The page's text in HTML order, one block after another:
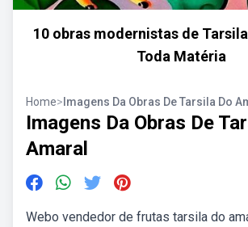
10 obras modernistas de
Toda Matéria
Home> Imagens Da Obras De Tarsila Do
Imagens Da Obras De
Amaral
Webo vendedor de frutas tarsila do